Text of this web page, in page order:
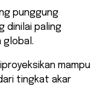
punggung
dinilai paling
global.
mampu
tingkat akar